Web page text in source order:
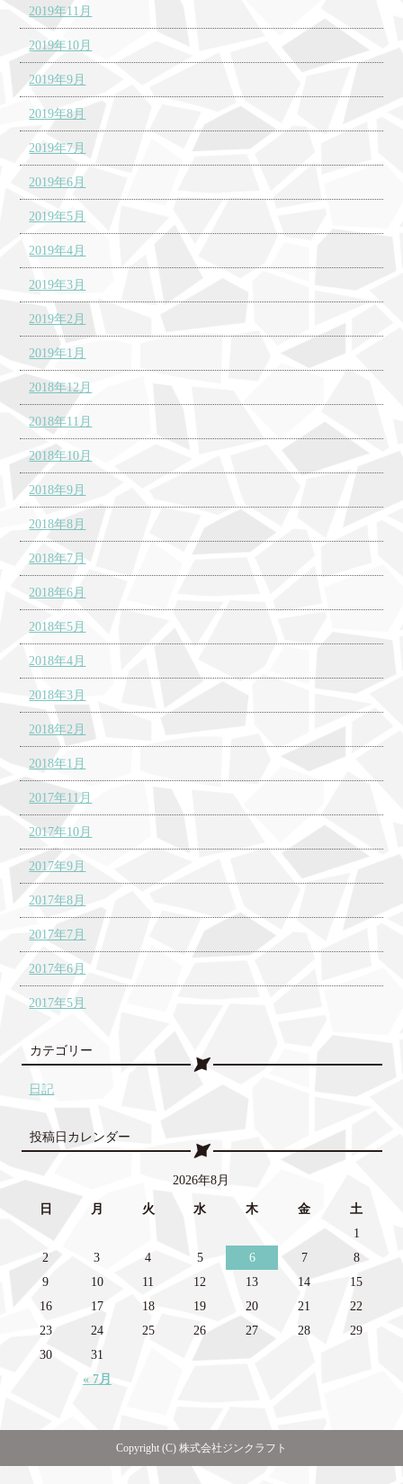
2019年11月
2019年10月
2019年9月
2019年8月
2019年7月
2019年6月
2019年5月
2019年4月
2019年3月
2019年2月
2019年1月
2018年12月
2018年11月
2018年10月
2018年9月
2018年8月
2018年7月
2018年6月
2018年5月
2018年4月
2018年3月
2018年2月
2018年1月
2017年11月
2017年10月
2017年9月
2017年8月
2017年7月
2017年6月
2017年5月
カテゴリー
日記
投稿日カレンダー
2026年8月
日 月 火 水 木 金 土
« 7月
1
2
3 4 5 6 7
8
9
10 11 12 13 14
15
16
17 18 19 20 21
22
23
24 25 26 27 28
29
30
31
Copyright (C) 株式会社ジンクラフト